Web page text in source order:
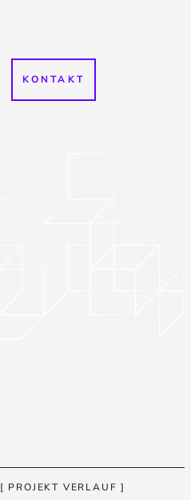
KONTAKT
[ PROJEKT VERLAUF ]